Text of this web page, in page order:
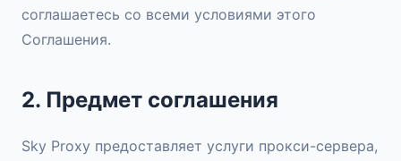
соглашаетесь со всеми условиями этого
Соглашения.
2. Предмет соглашения
Sky Proxy предоставляет услуги прокси-сервера,